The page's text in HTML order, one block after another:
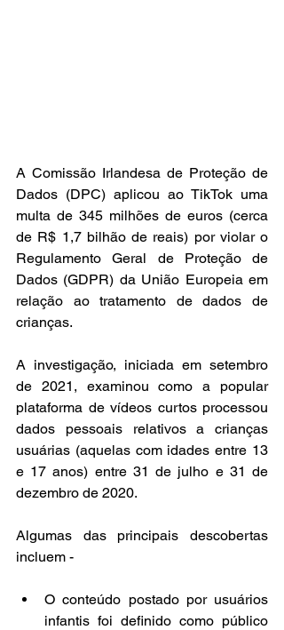
A Comissão Irlandesa de Proteção de
Dados (DPC) aplicou ao TikTok uma
multa de 345 milhões de euros (cerca
de R$ 1,7 bilhão de reais) por violar o
Regulamento Geral de Proteção de
Dados (GDPR) da União Europeia em
relação ao tratamento de dados de
crianças.
A investigação, iniciada em setembro
de 2021, examinou como a popular
plataforma de vídeos curtos processou
dados pessoais relativos a crianças
usuárias (aquelas com idades entre 13
e 17 anos) entre 31 de julho e 31 de
dezembro de 2020.
Algumas das principais descobertas
incluem -
O conteúdo postado por usuários
infantis foi definido como público